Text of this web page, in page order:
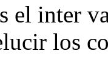
el inter
los